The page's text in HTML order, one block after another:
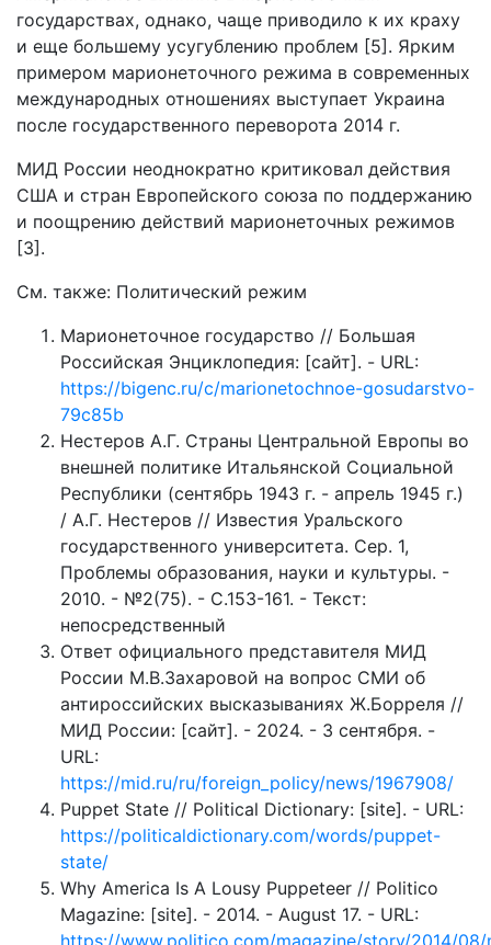
государствах, однако, чаще приводило к их краху
и еще большему усугублению проблем [5]. Ярким
примером марионеточного режима в современных
международных отношениях выступает Украина
после государственного переворота 2014 г.
МИД России неоднократно критиковал действия
США и стран Европейского союза по поддержанию
и поощрению действий марионеточных режимов
[3].
См. также: Политический режим
Марионеточное государство // Большая
Российская Энциклопедия: [сайт]. - URL:
https://bigenc.ru/c/marionetochnoe-gosudarstvo-
79c85b
Нестеров А.Г. Страны Центральной Европы во
внешней политике Итальянской Социальной
Республики (сентябрь 1943 г. - апрель 1945 г.)
/ А.Г. Нестеров // Известия Уральского
государственного университета. Сер. 1,
Проблемы образования, науки и культуры. -
2010. - №2(75). - С.153-161. - Текст:
непосредственный
Ответ официального представителя МИД
России М.В.Захаровой на вопрос СМИ об
антироссийских высказываниях Ж.Борреля //
МИД России: [сайт]. - 2024. - 3 сентября. -
URL:
https://mid.ru/ru/foreign_policy/news/1967908/
Puppet State // Political Dictionary: [site]. - URL:
https://politicaldictionary.com/words/puppet-
state/
Why America Is A Lousy Puppeteer // Politico
Magazine: [site]. - 2014. - August 17. - URL:
https://www.politico.com/magazine/story/2014/